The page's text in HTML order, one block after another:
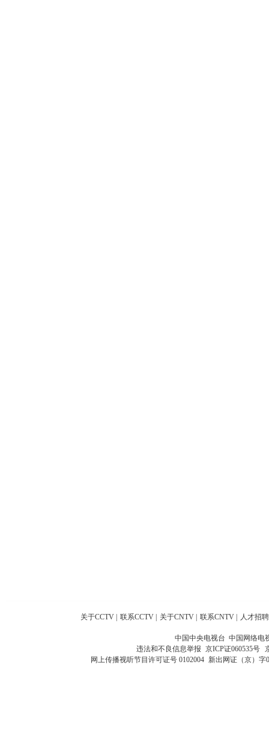
关于CCTV 联系CCTV 关于CNTV 联系CNTV 人才招聘
中国中央电视台 中国网络电
违法和不良信息举报 京ICP证060535号
网上传播视听节目许可证号 0102004 新出网证（京）